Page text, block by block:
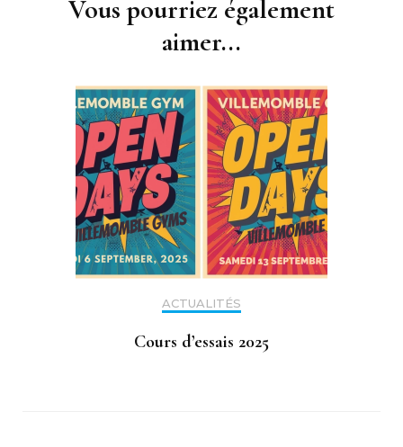
Vous pourriez également
aimer...
ACTUALITÉS
Cours d’essais 2025